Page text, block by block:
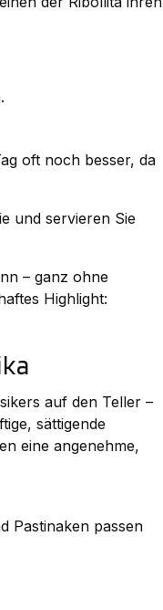
oft noch besser, da
und servieren Sie
– ganz ohne
Highlight:
auf den Teller –
sättigende
eine angenehme,
Pastinaken passen